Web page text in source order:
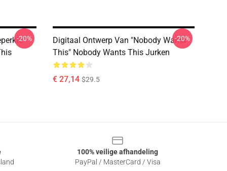
-20%
Digitaal Ontwerp Van "Nobody Wants
This" Nobody Wants This Jurken
€ 27,14 $29.5
-20%
100% veilige afhandeling
PayPal / MasterCard / Visa